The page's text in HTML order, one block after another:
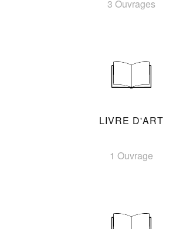
3 Ouvrages
LIVRE D'ART
1 Ouvrage